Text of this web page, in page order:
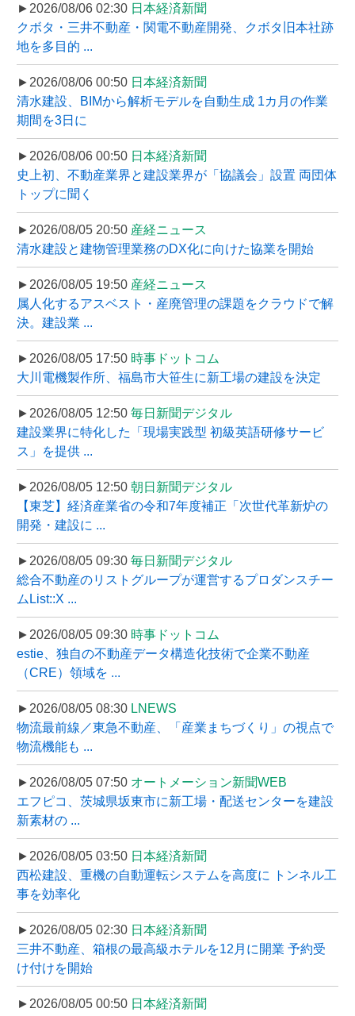
►2026/08/06 02:30 日本経済新聞
クボタ・三井不動産・関電不動産開発、クボタ旧本社跡
地を多目的 ...
►2026/08/06 00:50 日本経済新聞
清水建設、BIMから解析モデルを自動生成 1カ月の作業
期間を3日に
►2026/08/06 00:50 日本経済新聞
史上初、不動産業界と建設業界が「協議会」設置 両団体
トップに聞く
►2026/08/05 20:50 産経ニュース
清水建設と建物管理業務のDX化に向けた協業を開始
►2026/08/05 19:50 産経ニュース
属人化するアスベスト・産廃管理の課題をクラウドで解
決。建設業 ...
►2026/08/05 17:50 時事ドットコム
大川電機製作所、福島市大笹生に新工場の建設を決定
►2026/08/05 12:50 毎日新聞デジタル
建設業界に特化した「現場実践型 初級英語研修サービ
ス」を提供 ...
►2026/08/05 12:50 朝日新聞デジタル
【東芝】経済産業省の令和7年度補正「次世代革新炉の
開発・建設に ...
►2026/08/05 09:30 毎日新聞デジタル
総合不動産のリストグループが運営するプロダンスチー
ムList::X ...
►2026/08/05 09:30 時事ドットコム
estie、独自の不動産データ構造化技術で企業不動産
（CRE）領域を ...
►2026/08/05 08:30 LNEWS
物流最前線／東急不動産、「産業まちづくり」の視点で
物流機能も ...
►2026/08/05 07:50 オートメーション新聞WEB
エフピコ、茨城県坂東市に新工場・配送センターを建設
新素材の ...
►2026/08/05 03:50 日本経済新聞
西松建設、重機の自動運転システムを高度に トンネル工
事を効率化
►2026/08/05 02:30 日本経済新聞
三井不動産、箱根の最高級ホテルを12月に開業 予約受
け付けを開始
►2026/08/05 00:50 日本経済新聞